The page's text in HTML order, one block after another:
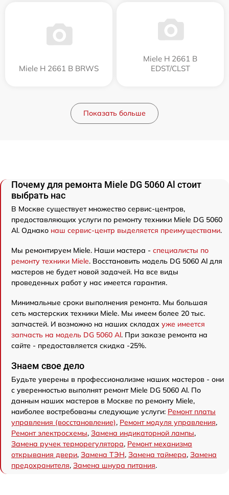
Miele H 2661 B BRWS
Miele H 2661 B
EDST/CLST
Показать больше
Почему для ремонта Miele DG 5060 Al стоит
выбрать нас
В Москве существует множество сервис-центров,
предоставляющих услуги по ремонту техники Miele DG 5060
Al. Однако наш сервис-центр выделяется преимуществами.
Мы ремонтируем Miele. Наши мастера - специалисты по
ремонту техники Miele. Восстановить модель DG 5060 Al для
мастеров не будет новой задачей. На все виды
проведенных работ у нас имеется гарантия.
Минимальные сроки выполнения ремонта. Мы большая
сеть мастерских техники Miele. Мы имеем более 20 тыс.
запчастей. И возможно на наших складах уже имеется
запчасть на модель DG 5060 Al. При заказе ремонта на
сайте - предоставляется скидка -25%.
Знаем свое дело
Будьте уверены в профессионализме наших мастеров - они
с уверенностью выполнят ремонт Miele DG 5060 Al. По
данным наших мастеров в Москве по ремонту Miele,
наиболее востребованы следующие услуги: Ремонт платы
управления (восстановление), Ремонт модуля управления,
Ремонт электросхемы, Замена индикаторной лампы,
Замена ручек терморегулятора, Ремонт механизма
открывания двери, Замена ТЭН, Замена таймера, Замена
предохранителя, Замена шнура питания.